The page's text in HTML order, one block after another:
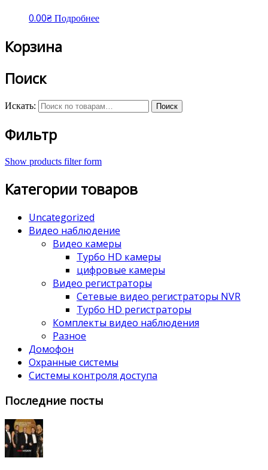
0.00₴ Подробнее
Корзина
Поиск
Искать: Поиск
Фильтр
Show products filter form
Категории товаров
Uncategorized
Видео наблюдение
Видео камеры
Турбо HD камеры
цифровые камеры
Видео регистраторы
Сетевые видео регистраторы NVR
Турбо HD регистраторы
Комплекты видео наблюдения
Разное
Домофон
Охранные системы
Системы контроля доступа
Последние посты